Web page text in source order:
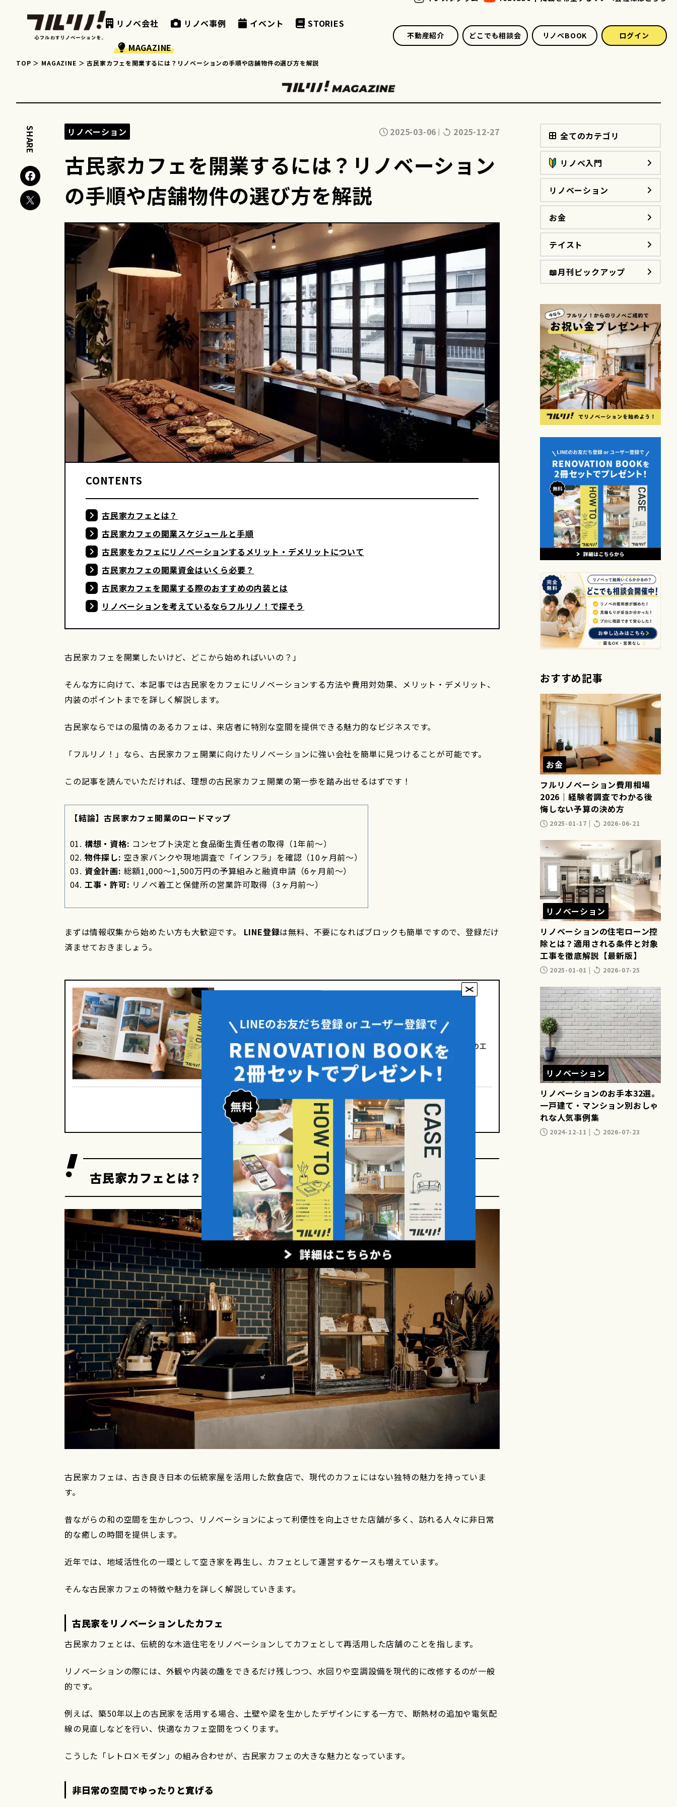
リノベ会社 リノベ事例 イベント
STORIES
MAGAZINE
不動産紹介 どこでも相談会 リノベBOOK ログイン
TOP MAGAZINE 古民家カフェを開業するには？リノベーションの手順や店舗物件の選び方を解説
SHARE リノベーション 2025-03-06 2025-12-27
古民家カフェを開業するには？リノベーション
の手順や店舗物件の選び方を解説
CONTENTS
古民家カフェとは？
古民家カフェの開業スケジュールと手順
古民家をカフェにリノベーションするメリット・デメリットについて
古民家カフェの開業資金はいくら必要？
古民家カフェを開業する際のおすすめの内装とは
リノベーションを考えているならフルリノ！で探そう
古民家カフェを開業したいけど、どこから始めればいいの？」
そんな方に向けて、本記事では古民家をカフェにリノベーションする方法や費用対効果、メリット・デメリット、
内装のポイントまでを詳しく解説します。
古民家ならではの風情のあるカフェは、来店者に特別な空間を提供できる魅力的なビジネスです。
「フルリノ！」なら、古民家カフェ開業に向けたリノベーションに強い会社を簡単に見つけることが可能です。
この記事を読んでいただければ、理想の古民家カフェ開業の第一歩を踏み出せるはずです！
【結論】古民家カフェ開業のロードマップ
構想・資格: コンセプト決定と食品衛生責任者の取得（1年前〜）
物件探し: 空き家バンクや現地調査で「インフラ」を確認（10ヶ月前〜）
資金計画: 総額1,000〜1,500万円の予算組みと融資申請（6ヶ月前〜）
工事・許可: リノベ着工と保健所の営業許可取得（3ヶ月前〜）
まずは情報収集から始めたい方も大歓迎です。 LINE登録は無料、不要になればブロックも簡単ですので、登録だけ
済ませておきましょう。
古民家カフェとは？
古民家カフェは、古き良き日本の伝統家屋を活用した飲食店で、現代のカフェにはない独特の魅力を持っていま
す。
昔ながらの和の空間を生かしつつ、リノベーションによって利便性を向上させた店舗が多く、訪れる人々に非日常
的な癒しの時間を提供します。
近年では、地域活性化の一環として空き家を再生し、カフェとして運営するケースも増えています。
そんな古民家カフェの特徴や魅力を詳しく解説していきます。
古民家をリノベーションしたカフェ
古民家カフェとは、伝統的な木造住宅をリノベーションしてカフェとして再活用した店舗のことを指します。
リノベーションの際には、外観や内装の趣をできるだけ残しつつ、水回りや空調設備を現代的に改修するのが一般
的です。
例えば、築50年以上の古民家を活用する場合、土壁や梁を生かしたデザインにする一方で、断熱材の追加や電気配
線の見直しなどを行い、快適なカフェ空間をつくります。
こうした「レトロ×モダン」の組み合わせが、古民家カフェの大きな魅力となっています。
非日常の空間でゆったりと寛げる
全てのカテゴリ
リノベ入門
リノベーション
お金
テイスト
📖月刊ピックアップ
おすすめ記事
お金
フルリノベーション費用相場
2026｜経験者調査でわかる後
悔しない予算の決め方
2025-01-17 | 2026-06-21
リノベーション
リノベーションの住宅ローン控
除とは？適用される条件と対象
工事を徹底解説【最新版】
2025-01-01 | 2026-07-25
リノベーション
リノベーションのお手本32選。
一戸建て・マンション別おしゃ
れな人気事例集
2024-12-11 | 2026-07-23